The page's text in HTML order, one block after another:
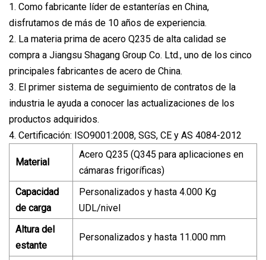
1. Como fabricante líder de estanterías en China,
disfrutamos de más de 10 años de experiencia.
2. La materia prima de acero Q235 de alta calidad se
compra a Jiangsu Shagang Group Co. Ltd., uno de los cinco
principales fabricantes de acero de China.
3. El primer sistema de seguimiento de contratos de la
industria le ayuda a conocer las actualizaciones de los
productos adquiridos.
4. Certificación: ISO9001:2008, SGS, CE y AS 4084-2012
Material
Acero Q235 (Q345 para aplicaciones en
cámaras frigoríficas)
Capacidad
de carga
Personalizados y hasta 4.000 Kg
UDL/nivel
Altura del
estante
Personalizados y hasta 11.000 mm